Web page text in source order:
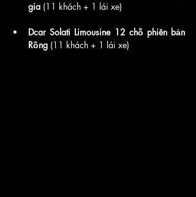
gia (11 khách + 1 lái xe)
Dcar Solati Limousine 12 chỗ phiên bản
Rồng (11 khách + 1 lái xe)